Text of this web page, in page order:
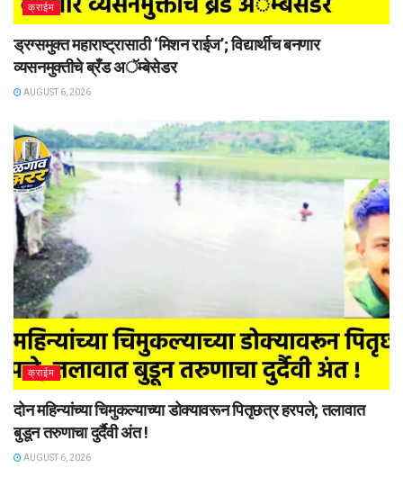
क्राईम
ड्रग्समुक्त महाराष्ट्रासाठी ‘मिशन राईज’; विद्यार्थीच बनणार
व्यसनमुक्तीचे ब्रँड अॅम्बेसेडर
AUGUST 6, 2026
क्राईम
दोन महिन्यांच्या चिमुकल्याच्या डोक्यावरून पितृछत्र हरपले; तलावात
बुडून तरुणाचा दुर्दैवी अंत !
AUGUST 6, 2026